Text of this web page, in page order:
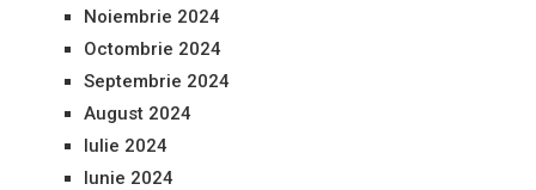
Noiembrie 2024
Octombrie 2024
Septembrie 2024
August 2024
Iulie 2024
Iunie 2024